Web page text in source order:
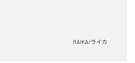
RAIKA/ライカ